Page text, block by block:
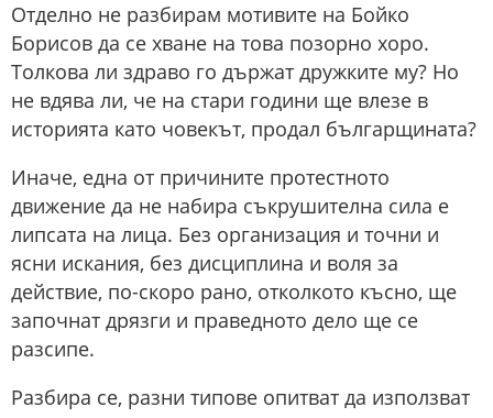
Отделно не разбирам мотивите на Бойко
Борисов да се хване на това позорно хоро.
Толкова ли здраво го държат дружките му? Но
не вдява ли, че на стари години ще влезе в
историята като човекът, продал българщината?
Иначе, една от причините протестното
движение да не набира съкрушителна сила е
липсата на лица. Без организация и точни и
ясни искания, без дисциплина и воля за
действие, по-скоро рано, отколкото късно, ще
започнат дрязги и праведното дело ще се
разсипе.
Разбира се, разни типове опитват да използват